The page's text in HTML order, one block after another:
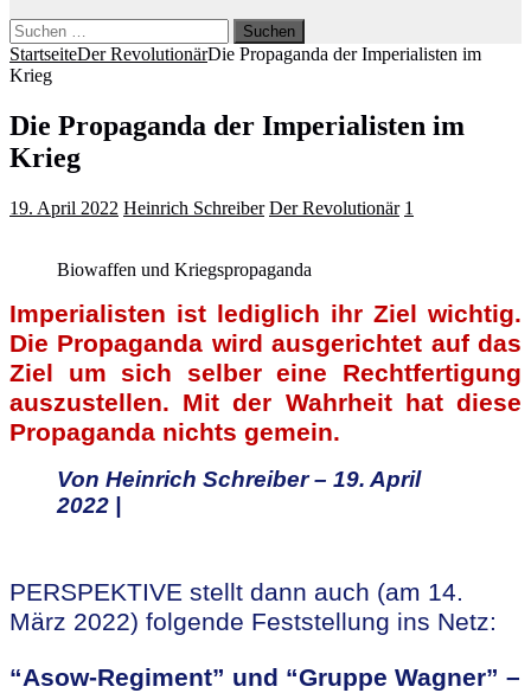
Suchen
nach:
StartseiteDer RevolutionärDie Propaganda der Imperialisten im
Krieg
Die Propaganda der Imperialisten im
Krieg
19. April 2022 Heinrich Schreiber Der Revolutionär 1
Biowaffen und Kriegspropaganda
Imperialisten ist lediglich ihr Ziel wichtig.
Die Propaganda wird ausgerichtet auf das
Ziel um sich selber eine Rechtfertigung
auszustellen. Mit der Wahrheit hat diese
Propaganda nichts gemein.
Von Heinrich Schreiber – 19. April
2022 |
PERSPEKTIVE stellt dann auch (am 14.
März 2022) folgende Feststellung ins Netz:
“Asow-Regiment” und “Gruppe Wagner” –